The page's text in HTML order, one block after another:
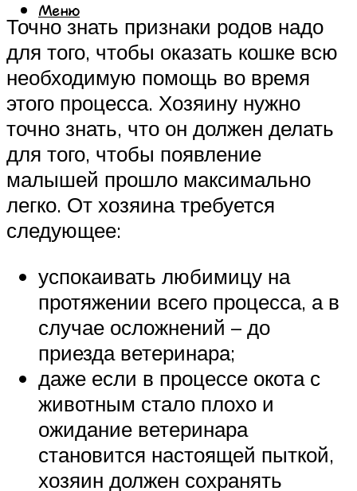
Меню
Точно знать признаки родов надо
для того, чтобы оказать кошке всю
необходимую помощь во время
этого процесса. Хозяину нужно
точно знать, что он должен делать
для того, чтобы появление
малышей прошло максимально
легко. От хозяина требуется
следующее:
успокаивать любимицу на
протяжении всего процесса, а в
случае осложнений – до
приезда ветеринара;
даже если в процессе окота с
животным стало плохо и
ожидание ветеринара
становится настоящей пыткой,
хозяин должен сохранять